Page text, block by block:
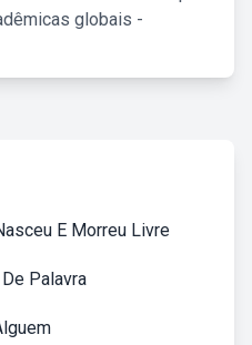
globais -
E Morreu Livre
Palavra